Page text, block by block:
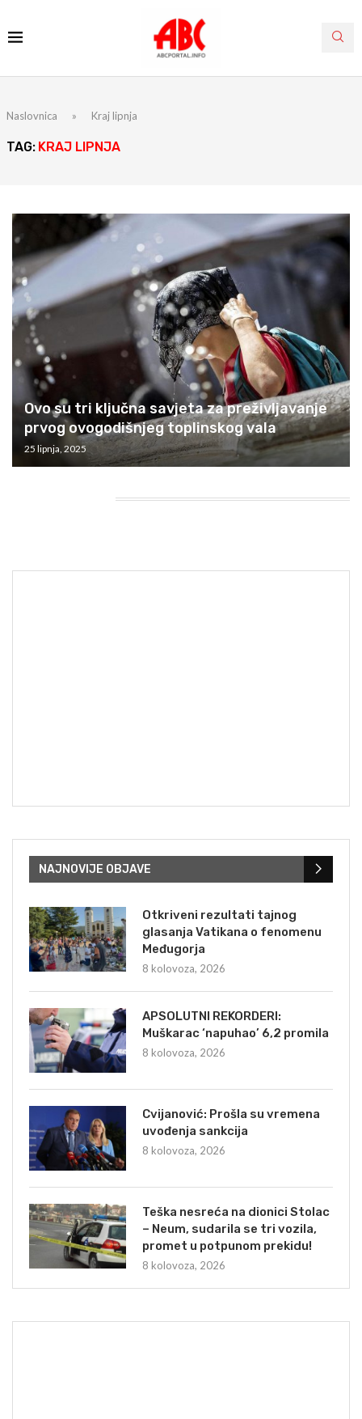
Naslovnica » Kraj lipnja
TAG: KRAJ LIPNJA
Ovo su tri ključna savjeta za preživljavanje
prvog ovogodišnjeg toplinskog vala
25 lipnja, 2025
NAJNOVIJE OBJAVE
Otkriveni rezultati tajnog
glasanja Vatikana o fenomenu
Međugorja
8 kolovoza, 2026
APSOLUTNI REKORDERI:
Muškarac ‘napuhao’ 6,2 promila
8 kolovoza, 2026
Cvijanović: Prošla su vremena
uvođenja sankcija
8 kolovoza, 2026
Teška nesreća na dionici Stolac
– Neum, sudarila se tri vozila,
promet u potpunom prekidu!
8 kolovoza, 2026